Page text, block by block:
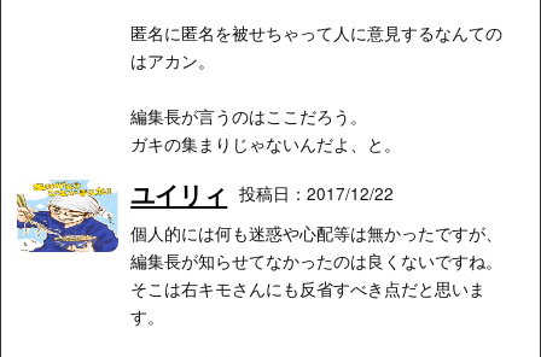
匿名に匿名を被せちゃって人に意見するなんての
はアカン。
編集長が言うのはここだろう。
ガキの集まりじゃないんだよ、と。
ユイリィ
投稿日：2017/12/22
個人的には何も迷惑や心配等は無かったですが、
編集長が知らせてなかったのは良くないですね。
そこは右キモさんにも反省すべき点だと思いま
す。